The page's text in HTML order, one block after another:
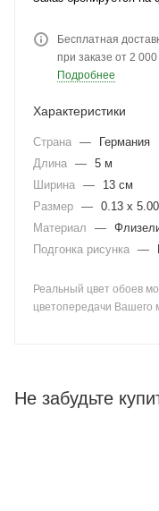
Бесплатная
при заказе от 2 000
Подробнее
Характеристики
Страна —
Германия
Длина — 5 м
Ширина —
13 см
Размер — 0.13 x 5.00
Материал
—
Подгонка рисунка —
Реальный цвет обоев
цветопередачи Вашего
Не забудьте